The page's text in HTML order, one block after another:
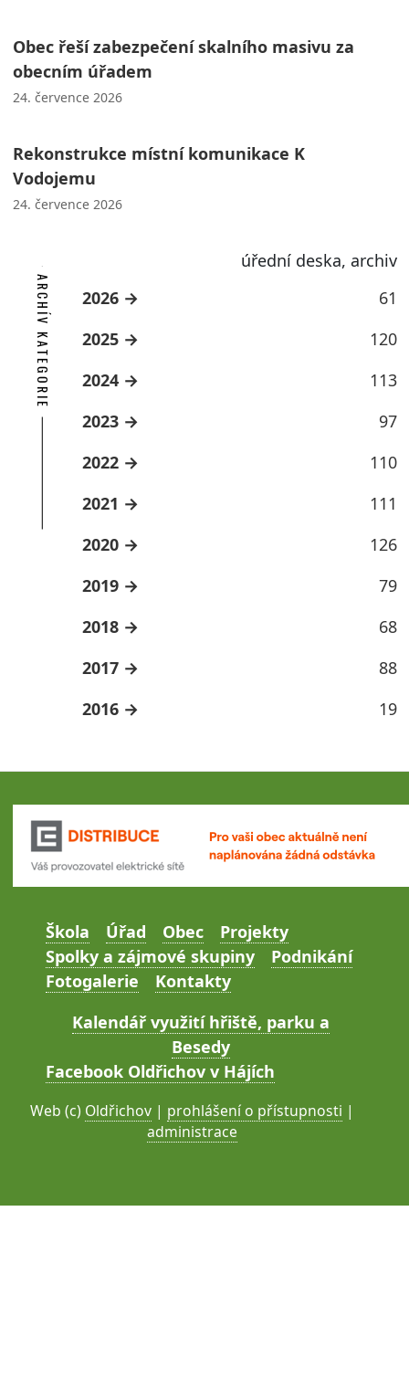
Obec řeší zabezpečení skalního masivu za
obecním úřadem
24. července 2026
Rekonstrukce místní komunikace K
Vodojemu
24. července 2026
úřední deska, archiv
ARCHÍV KATEGORIE 2026
61
2025
120
2024
113
2023
97
2022
110
2021
111
2020
126
2019
79
2018
68
2017
88
2016
19
Škola Úřad Obec
Projekty
Spolky a zájmové skupiny
Podnikání
Fotogalerie
Kontakty
Kalendář využití hřiště, parku a
Besedy
Facebook Oldřichov v Hájích
Web (c) Oldřichov | prohlášení o přístupnosti |
administrace